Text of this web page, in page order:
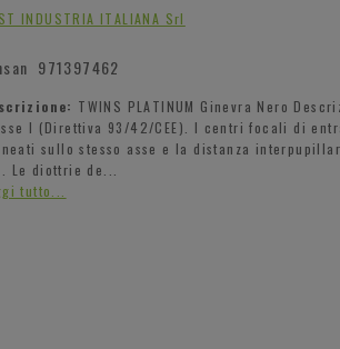
INDUSTRIA ITALIANA Srl
971397462
TWINS PLATINUM Ginevra Nero
I (Direttiva 93/42/CEE). I centri focali di
sullo stesso asse e la distanza
Le diottrie de...
tutto...